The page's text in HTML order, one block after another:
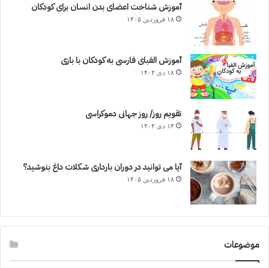
آموزش شناخت اعضای بدن انسان برای کودکان
۱۸ فروردین ۱۴۰۵
آموزش الفبای فارسی به کودکان با بازی
۱۸ دی ۱۴۰۴
تقویم روز/ روز جهانی دموکراسی
۱۳ دی ۱۴۰۴
آیا می توانید در دوران بارداری شکلات داغ بنوشید؟
۱۸ فروردین ۱۴۰۵
موضوعات